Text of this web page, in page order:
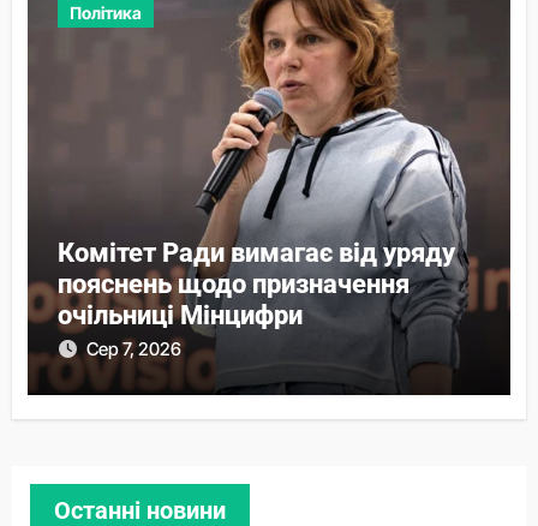
Політика
Комітет Ради вимагає від уряду
пояснень щодо призначення
очільниці Мінцифри
Сер 7, 2026
Останні новини